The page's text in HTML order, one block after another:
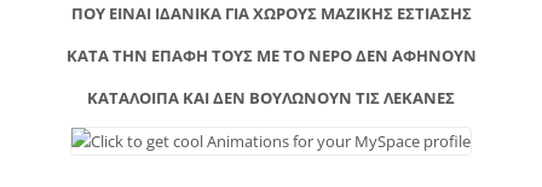
ΠΟΥ ΕΙΝΑΙ ΙΔΑΝΙΚΑ ΓΙΑ ΧΩΡΟΥΣ ΜΑΖΙΚΗΣ ΕΣΤΙΑΣΗΣ
ΚΑΤΑ ΤΗΝ ΕΠΑΦΗ ΤΟΥΣ ΜΕ ΤΟ ΝΕΡΟ ΔΕΝ ΑΦΗΝΟΥΝ
ΚΑΤΑΛΟΙΠΑ ΚΑΙ ΔΕΝ ΒΟΥΛΩΝΟΥΝ ΤΙΣ ΛΕΚΑΝΕΣ